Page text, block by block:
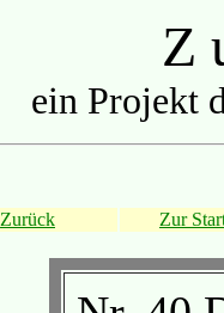
Z
ein Projekt
Zurück
Zur